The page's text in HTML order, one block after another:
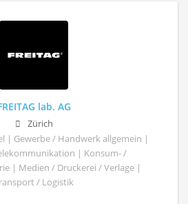
lab. AG
Zürich
| Gewerbe / Handwerk allgemein |
| Konsum- /
| Medien / Druckerei / Verlage |
/ Logistik